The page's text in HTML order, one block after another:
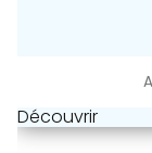
Découvrir